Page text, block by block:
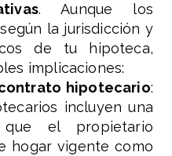
. Aunque los
la jurisdicción y
de tu hipoteca,
implicaciones:
hipotecario:
incluyen una
el propietario
hogar vigente como